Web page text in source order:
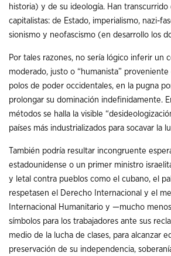
historia) y de su ideología. Han transcurrido
capitalistas: de Estado, imperialismo, nazi-
sionismo y neofascismo (en desarrollo los
Por tales razones, no sería lógico inferir un
moderado, justo o “humanista”
polos de poder occidentales, en la pugna
prolongar su dominación indefinidamente.
métodos se halla la visible
países más industrializados para socavar la
También podría resultar incongruente
estadounidense o un primer ministro
y letal contra pueblos como el cubano, el
respetasen el Derecho Internacional y el
Internacional Humanitario y —mucho
símbolos para los trabajadores ante sus
medio de la lucha de clases, para alcanzar
preservación de su independencia,